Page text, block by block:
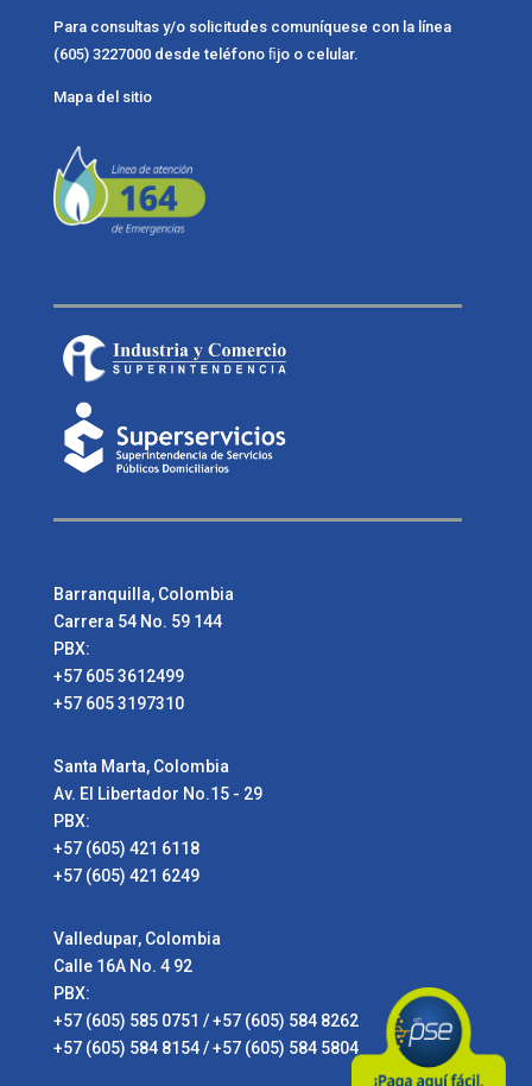
Para consultas y/o solicitudes comuníquese con la línea
(605) 3227000 desde teléfono ﬁjo o celular.
Mapa del sitio
Barranquilla, Colombia
Carrera 54 No. 59 144
PBX:
+57 605 3612499
+57 605 3197310
Santa Marta, Colombia
Av. El Libertador No.15 - 29
PBX:
+57 (605) 421 6118
+57 (605) 421 6249
Valledupar, Colombia
Calle 16A No. 4 92
PBX:
+57 (605) 585 0751 / +57 (605) 584 8262
+57 (605) 584 8154 / +57 (605) 584 5804